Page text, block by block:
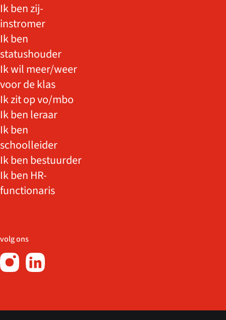
volg ons
Ik ben zij-
instromer
Ik ben
statushouder
Ik wil meer/weer
voor de klas
Ik zit op vo/mbo
Ik ben leraar
Ik ben
schoolleider
Ik ben bestuurder
Ik ben HR-
functionaris